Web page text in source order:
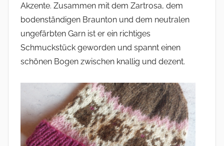
Akzente. Zusammen mit dem Zartrosa, dem
bodenständigen Braunton und dem neutralen
ungefärbten Garn ist er ein richtiges
Schmuckstück geworden und spannt einen
schönen Bogen zwischen knallig und dezent.